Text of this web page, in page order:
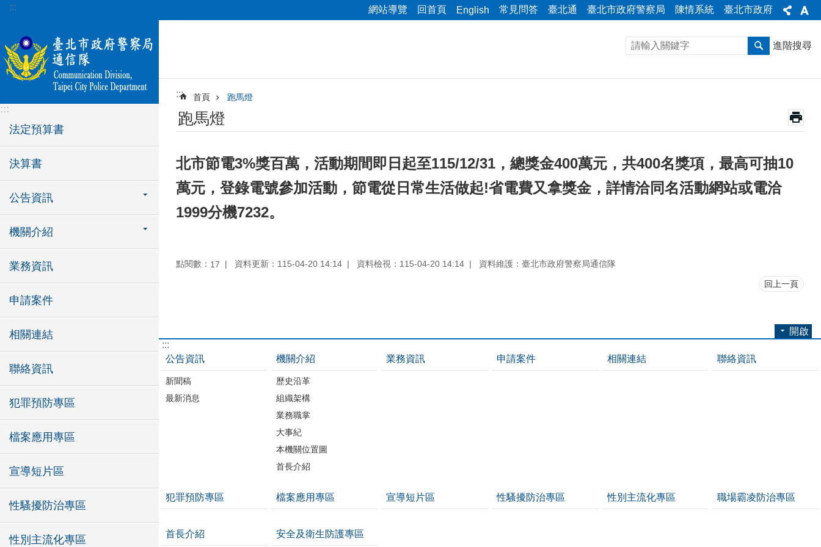
跳到主要內容區塊
::: 網站導覽 回首頁 English 常見問答 臺北通 臺北市政府警察局 陳情系統 臺北市政府
:::
法定預算書
決算書
公告資訊
機關介紹
業務資訊
申請案件
相關連結
聯絡資訊
犯罪預防專區
檔案應用專區
宣導短片區
性騷擾防治專區
性別主流化專區
進階搜尋
::: 首頁 跑馬燈
跑馬燈
北市節電3%獎百萬，活動期間即日起至115/12/31，總獎金400萬元，共400名獎項，最高可抽10
萬元，登錄電號參加活動，節電從日常生活做起!省電費又拿獎金，詳情洽同名活動網站或電洽
1999分機7232。
點閱數： 17 資料更新：115-04-20 14:14 資料檢視：115-04-20 14:14 資料維護：臺北市政府警察局通信隊
回上一頁
開啟
:::
公告資訊
新聞稿
最新消息
機關介紹
歷史沿革
組織架構
業務職掌
大事紀
本機關位置圖
首長介紹
業務資訊 申請案件 相關連結 聯絡資訊
犯罪預防專區 檔案應用專區 宣導短片區 性騷擾防治專區 性別主流化專區 職場霸凌防治專區
首長介紹 安全及衛生防護專區